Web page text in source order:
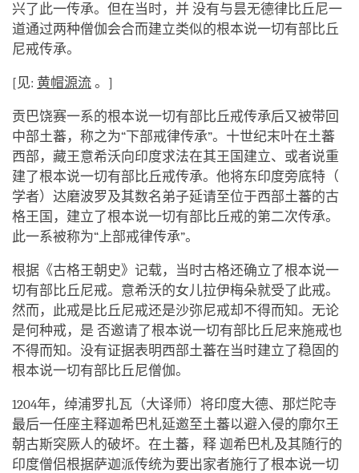
兴了此一传承。但在当时，并 没有与昙无德律比丘尼一
道通过两种僧伽会合而建立类似的根本说一切有部比丘
尼戒传承。
[见: 黄帽源流 。]
贡巴饶赛一系的根本说一切有部比丘戒传承后又被带回
中部土蕃，称之为“下部戒律传承”。十世纪末叶在土蕃
西部，藏王意希沃向印度求法在其王国建立、或者说重
建了根本说一切有部比丘戒传承。他将东印度旁底特（
学者）达磨波罗及其数名弟子延请至位于西部土蕃的古
格王国，建立了根本说一切有部比丘戒的第二次传承。
此一系被称为“上部戒律传承”。
根据《古格王朝史》记载，当时古格还确立了根本说一
切有部比丘尼戒。意希沃的女儿拉伊梅朵就受了此戒。
然而，此戒是比丘尼戒还是沙弥尼戒却不得而知。无论
是何种戒，是 否邀请了根本说一切有部比丘尼来施戒也
不得而知。没有证据表明西部土蕃在当时建立了稳固的
根本说一切有部比丘尼僧伽。
1204年，绰浦罗扎瓦（大译师）将印度大德、那烂陀寺
最后一任座主释迦希巴札延邀至土蕃以避入侵的廓尔王
朝古斯突厥人的破坏。在土蕃，释 迦希巴札及其随行的
印度僧侣根据萨迦派传统为要出家者施行了根本说一切